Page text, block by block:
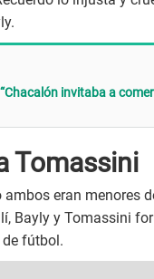
invitaba a
Tomassini
eran menores
Bayly y Tomassini
fútbol.